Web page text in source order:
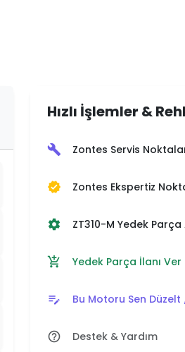
Hızlı İşlemler &
build Zontes Servis
verified Zontes Ekspertiz
settings ZT310-M Yedek Parça
add_shopping_cart Yedek Parça İlanı Ver
edit_note Bu Motoru Sen
help_outline Destek & Yardım